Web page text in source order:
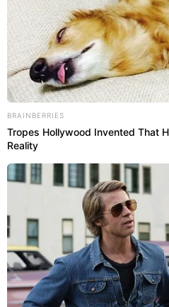
BRAINBERRIES
Tropes Hollywood Invented That
Reality